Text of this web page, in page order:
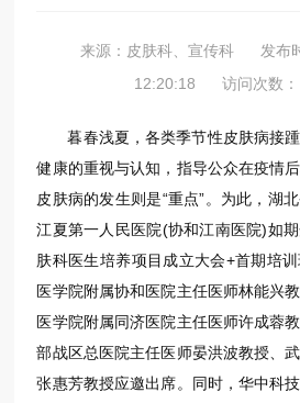
来源：皮肤科、宣传科
发布
12:20:18
访问次数
暮春浅夏，各类季节性皮肤病接
健康的重视与认知，指导公众在疫情
皮肤病的发生则是“重点”。为此，湖
江夏第一人民医院(协和江南医院)如
肤科医生培养项目成立大会+首期培
医学院附属协和医院主任医师林能兴
医学院附属同济医院主任医师许成蓉
部战区总医院主任医师晏洪波教授、
张惠芳教授应邀出席。同时，华中科